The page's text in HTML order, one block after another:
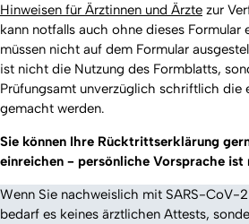
Hinweisen für Ärztinnen und Ärzte zur
kann notfalls auch ohne dieses Formular
müssen nicht auf dem Formular
ist nicht die Nutzung des Formblatts,
Prüfungsamt unverzüglich schriftlich die
gemacht werden.
Sie können Ihre Rücktrittserklärung
einreichen - persönliche Vorsprache
Wenn Sie nachweislich mit SARS-CoV-
bedarf es keines ärztlichen Attests,